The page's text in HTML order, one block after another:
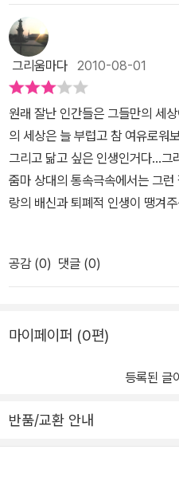
면 그때 떠나면 되는 거야. 어차피
이타심은 더 이상 목소리를 내지
마지막 확인사살을 했다.
‘그는 너에게 이 세상에서 가장 안
자야. 재형이를 봐. 여기서 얼마나
를 데리고 또 여기저기 돌아다니
그것을 끝으로 지금까지 악을 써
개의 목소리가 조용해졌다. 그때
다.
지금까지 내내 멍하니 바닥만 내
녀는 슬픈 눈으로 그를 응시했다.
“도우 씨…… .”
“난 당신께 과거도 미래도 줄 수
“대신 현재가 있잖아요. 난 당신
른 것은 원하지 않아요.”
이 눈물이 흘러나왔다. 과거도 미
청소하는 일을 하는 사람의 신원
또다시 만난건 자신이 사는 아파
고싶어하는 도우는 더 나은 일자
란 소리에 난색을 표하고..뭔가 그
점 그녀에게 신경쓰이던 차...그녀
게되고 그녀를 돕기 위해 자신의
사리 승낙하지않는다.간신히 그녀
녀와 친숙해지면서 사랑에 빠져
짜 이름을 알게 된다.미노...수많
녀..도와주고 싶지만 그녀 미노는
기고 사라지는데... 1편이 미노와
워져있고 미노의 남편이자 두려움
렇게나 두려워하는지도우의 도
이 밝혀지면서 긴장감을 높혀주
준다.일방적이고 희생적인 도우
한 로맨스가 되었을껄잔인하면서
그리움마다 2010-08-01
원래 잘난 인간들은 그들만의 세
의 세상은 늘 부럽고 참 여유로워
그리고 닮고 싶은 인생인거다...
줌마 상대의 통속극속에서는 그
랑의 배신과 퇴폐적 인생이 땡겨
하나밖에없는 아드님이시고 잘난
하고 자신의 앞날을 자신이 개척
사랑은 쉽지않더라...쉬우면 1편
워나가며 잘난 아버지를 따르지
인해 주인공이 상처를 입고 다치
에..아주 대단한 인물인거쥐....게
편은 진행된다..그리고 반전까지
공감 (0) 댓글 (0)
마이페이퍼 (0편)
등록된 글
반품/교환 안내